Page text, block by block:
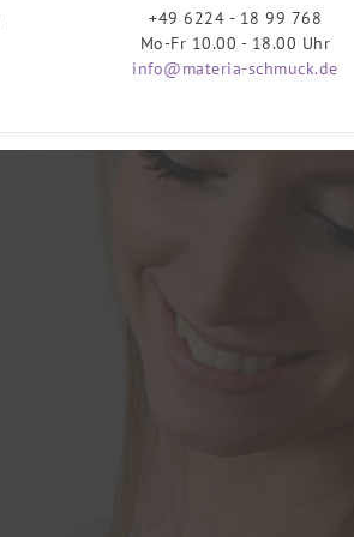
+49 6224 - 18 99 768
Mo-Fr 10.00 - 18.00 Uhr
info@materia-schmuck.de